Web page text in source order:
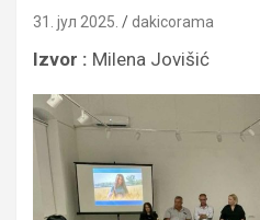
31. јул 2025. dakicorama
Izvor : Milena Jovišić